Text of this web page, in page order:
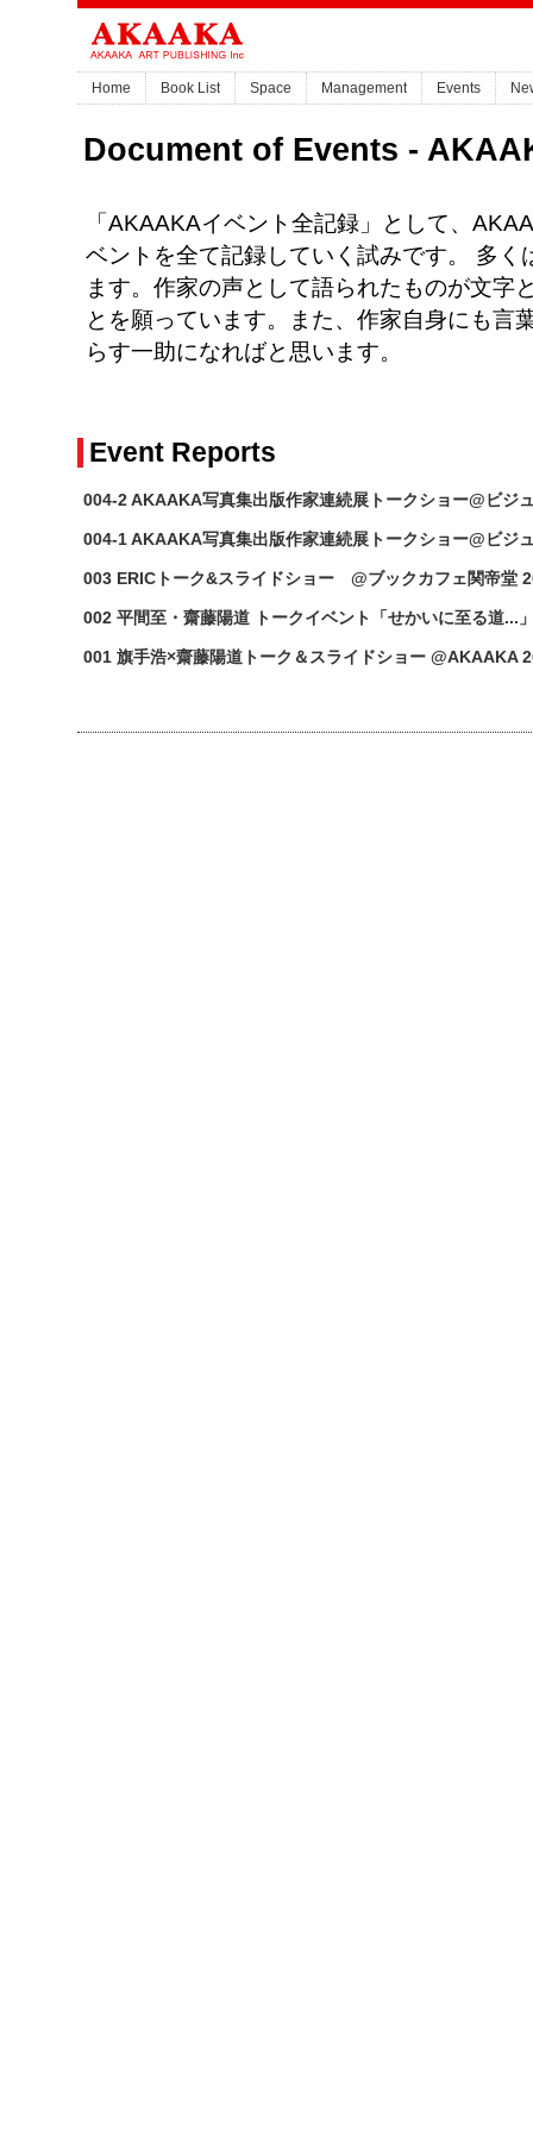
Home Book List Space Management Events
Document of Events -
「AKAAKAイベント全記録」として、
ベントを全て記録していく試みです。 多
ます。作家の声として語られたものが文字
とを願っています。また、作家自身にも言
らす一助になればと思います。
Event Reports
004-2 AKAAKA写真集出版作家連続展トークショー@ビジ
004-1 AKAAKA写真集出版作家連続展トークショー@ビジ
003 ERICトーク&スライドショー @ブックカフェ関帝堂
002 平間至・齋藤陽道 トークイベント「せかいに至る道...
001 旗手浩×齋藤陽道トーク＆スライドショー @AKAAKA